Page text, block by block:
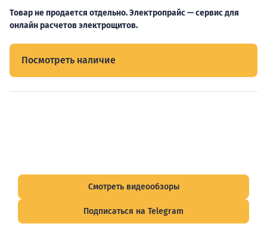
Товар не продается отдельно. Электропрайс — сервис для
онлайн расчетов электрощитов.
Посмотреть наличие
Смотреть видеообзоры
Подписаться на Telegram